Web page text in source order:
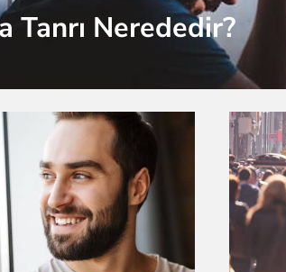
Tanrı Nerededir?